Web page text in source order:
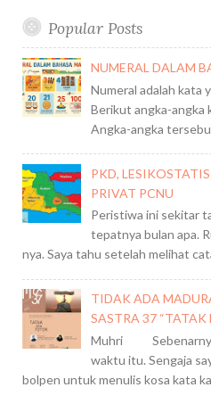
Popular Posts
NUMERAL DALAM
Numeral adalah kata
Berikut angka-angka
Angka-angka
PKD,
PRIVAT PCNU
Peristiwa ini sekitar
tepatnya bulan apa.
nya. Saya tahu setelah melihat
TIDAK ADA
SASTRA 37 “TATAK
Muhri Sebenarnya
waktu itu. Sengaja
bolpen untuk menulis kosa kata